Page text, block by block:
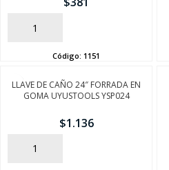
AÑADIR
Código: 1151
LLAVE DE CAÑO 24″ FORRADA EN
GOMA UYUSTOOLS YSP024
$1.136
AÑADIR